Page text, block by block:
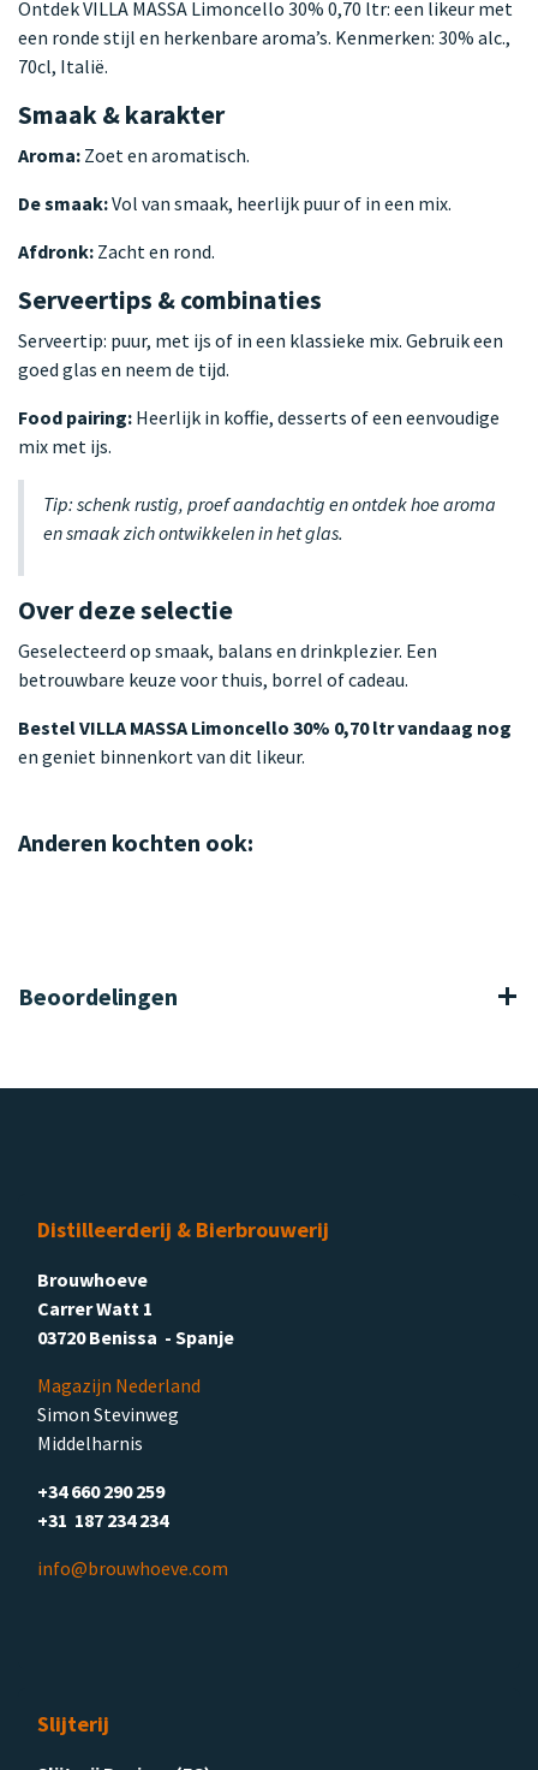
Ontdek VILLA MASSA Limoncello 30% 0,70 ltr: een likeur met
een ronde stijl en herkenbare aroma’s. Kenmerken: 30% alc.,
70cl, Italië.
Smaak & karakter
Aroma: Zoet en aromatisch.
De smaak:Vol van smaak, heerlijk puur of in een mix.
Afdronk: Zacht en rond.
Serveertips & combinaties
Serveertip: puur, met ijs of in een klassieke mix. Gebruik een
goed glas en neem de tijd.
Food pairing: Heerlijk in koffie, desserts of een eenvoudige
mix met ijs.
Tip: schenk rustig, proef aandachtig en ontdek hoe aroma
en smaak zich ontwikkelen in het glas.
Over deze selectie
Geselecteerd op smaak, balans en drinkplezier. Een
betrouwbare keuze voor thuis, borrel of cadeau.
Bestel VILLA MASSA Limoncello 30% 0,70 ltr vandaag nog
en geniet binnenkort van dit likeur.
Anderen kochten ook:
Beoordelingen
Distilleerderij & Bierbrouwerij
Brouwhoeve
Carrer Watt 1
03720 Benissa - Spanje
Magazijn Nederland
Simon Stevinweg
Middelharnis
+34 660 290 259
+31 187 234 234
info@brouwhoeve.com
Slijterij